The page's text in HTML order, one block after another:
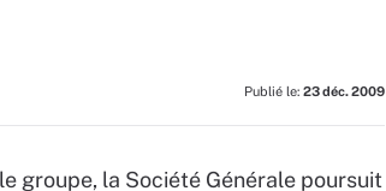
Publié le: 23 déc. 2009
groupe, la Société Générale poursuit